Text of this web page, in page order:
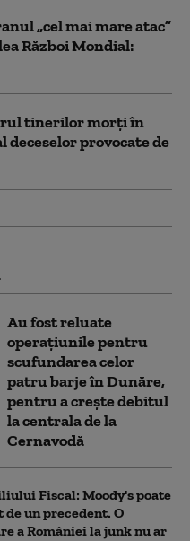
„cel mai mare atac”
Război Mondial:
tinerilor morţi în
deceselor provocate de
Au fost reluate
operațiunile pentru
scufundarea celor
patru barje în Dunăre,
pentru a crește debitul
la centrala de la
Cernavodă
Fiscal: Moody's poate
de un precedent. O
a României la junk nu ar